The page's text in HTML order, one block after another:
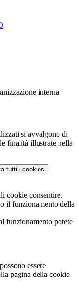
interna
si avvalgono di
finalità illustrate nella
tutti i cookies
cookie consentire.
il funzionamento della
funzionamento potete
essere
pagina della cookie